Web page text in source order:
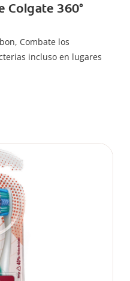
Colgate 360°
Combate los
incluso en lugares